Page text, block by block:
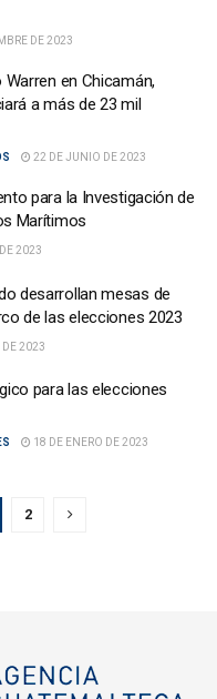
DE 2023
en Chicamán,
a más de 23 mil
22 DE JUNIO DE 2023
para la Investigación de
Marítimos
2023
desarrollan mesas de
de las elecciones 2023
DE 2023
para las elecciones
18 DE ENERO DE 2023
2